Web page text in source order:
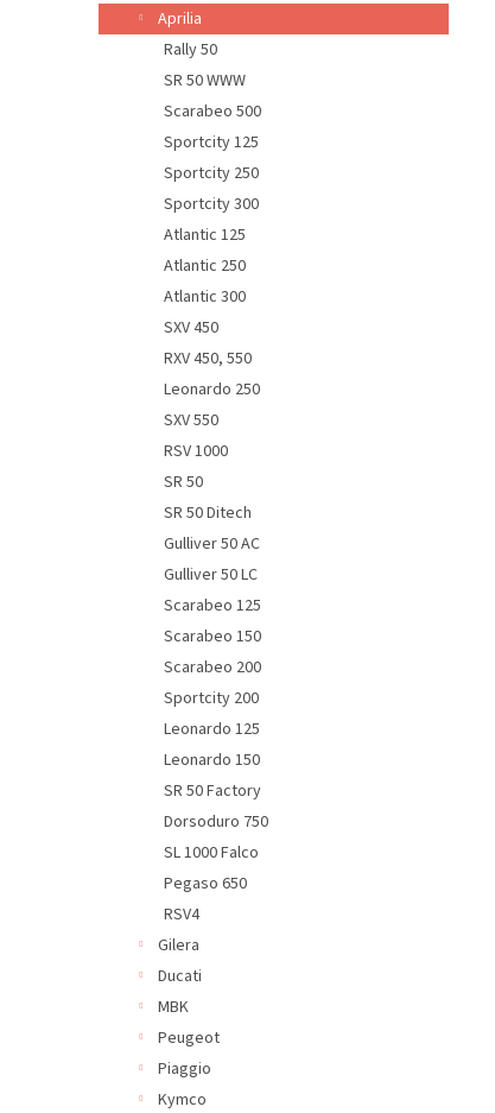
n
e
Aprilia
Rally 50
SR 50 WWW
Scarabeo 500
Sportcity 125
Sportcity 250
Sportcity 300
Atlantic 125
Atlantic 250
Atlantic 300
SXV 450
RXV 450, 550
Leonardo 250
SXV 550
RSV 1000
SR 50
SR 50 Ditech
Gulliver 50 AC
Gulliver 50 LC
Scarabeo 125
Scarabeo 150
Scarabeo 200
Sportcity 200
Leonardo 125
Leonardo 150
SR 50 Factory
Dorsoduro 750
SL 1000 Falco
Pegaso 650
RSV4
Gilera
Ducati
MBK
Peugeot
Piaggio
Kymco